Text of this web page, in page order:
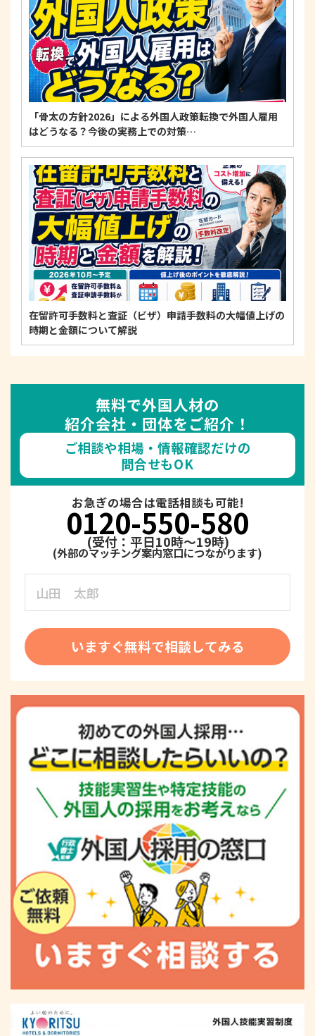
「骨太の方針2026」による外国人政策転換で外国人雇用
はどうなる？今後の実務上での対策…
在留許可手数料と査証（ビザ）申請手数料の大幅値上げの
時期と金額について解説
無料で外国人材の
紹介会社・団体をご紹介！
ご相談や相場・情報確認だけの
問合せもOK
お急ぎの場合は電話相談も可能!
0120-550-580
(受付：平日10時～19時)
いますぐ無料で相談してみる